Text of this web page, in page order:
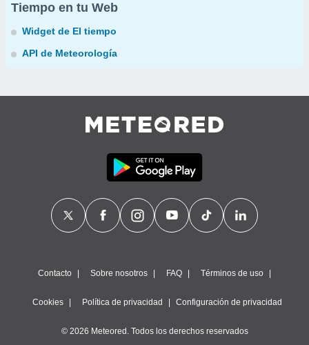
Tiempo en tu Web
Widget de El tiempo
API de Meteorología
Contacto Sobre nosotros FAQ Términos de uso
Cookies Política de privacidad Configuración de privacidad
© 2026 Meteored. Todos los derechos reservados